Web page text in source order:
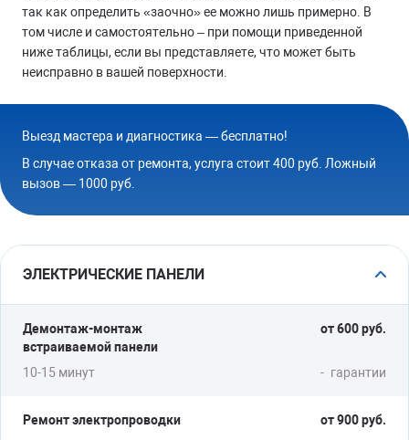
так как определить «заочно» ее можно лишь примерно. В
том числе и самостоятельно – при помощи приведенной
ниже таблицы, если вы представляете, что может быть
неисправно в вашей поверхности.
Выезд мастера и диагностика — бесплатно!
В случае отказа от ремонта, услуга стоит 400 руб. Ложный
вызов — 1000 руб.
ЭЛЕКТРИЧЕСКИЕ ПАНЕЛИ
Демонтаж-монтаж
встраиваемой панели
от 600 руб.
10-15 минут - гарантии
Ремонт электропроводки
от 900 руб.